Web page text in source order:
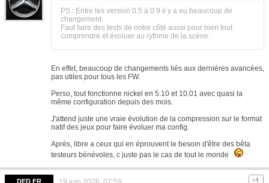
PS : Entre les version 0.5 à 0.9 il y a eu beaucoup de
changement.
Faut faire des tests de notre côté aussi pour bien tout
comprendre et évoluer au rythme de la scène.
En effet, beaucoup de changements liés aux dernières avancées,
pas utiles pour tous les FW.
Perso, tout fonctionne nickel en 5.10 et 10.01 avec quasi la
même configuration depuis des mois.
J'attend juste une vraie évolution de la compression sur le format
natif des jeux pour faire évoluer ma config.
Après, libre a ceux qui en éprouvent le besoin d'être des bêta
testeurs bénévoles, c juste pas le cas de tout le monde
DED FR